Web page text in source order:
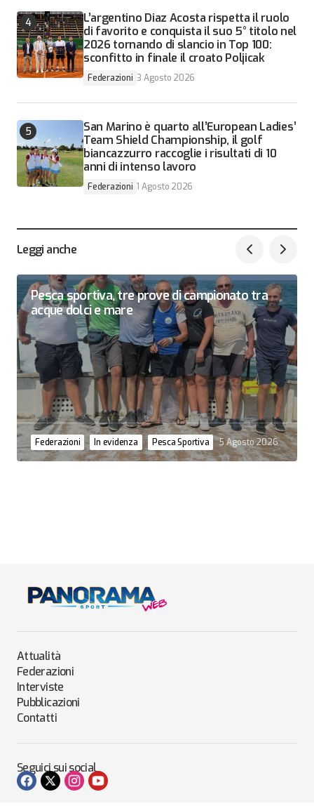
L’argentino Diaz Acosta rispetta il ruolo
di favorito e conquista il suo 5° titolo nel
2026 tornando di slancio in Top 100:
sconfitto in finale il croato Poljicak
Federazioni 3 Agosto 2026
San Marino è quarto all’European Ladies’
Team Shield Championship, il golf
biancazzurro raccoglie i risultati di 10
anni di intenso lavoro
Federazioni 1 Agosto 2026
Leggi anche
Pesca sportiva, tre prove di campionato tra
acque dolci e mare
Federazioni In evidenza Pesca Sportiva 5 Agosto 2026
Attualità
Federazioni
Interviste
Pubblicazioni
Contatti
Seguici sui social